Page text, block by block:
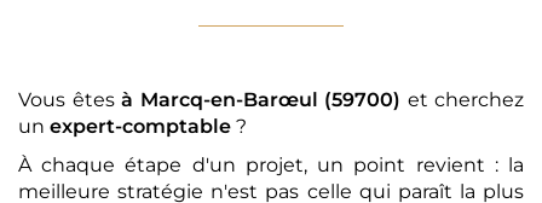
Vous êtes à Marcq-en-Barœul (59700) et cherchez
un expert-comptable ?
À chaque étape d'un projet, un point revient : la
meilleure stratégie n'est pas celle qui paraît la plus